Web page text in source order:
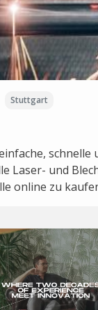
Stuttgart
schnelle
Laser- und
online zu